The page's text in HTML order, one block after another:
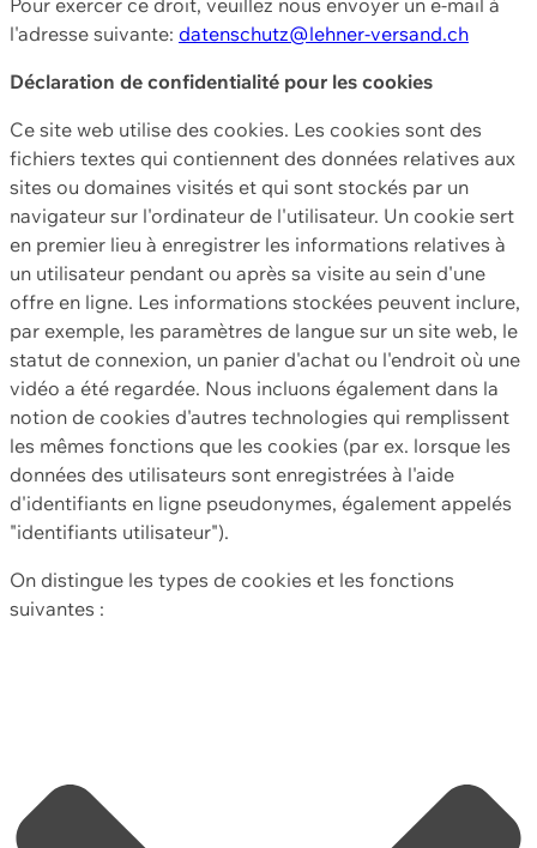
l'adresse suivante: datenschutz@lehner-versand.ch
Déclaration de confidentialité pour les cookies
Ce site web utilise des cookies. Les cookies sont des
fichiers textes qui contiennent des données relatives aux
sites ou domaines visités et qui sont stockés par un
navigateur sur l'ordinateur de l'utilisateur. Un cookie sert
en premier lieu à enregistrer les informations relatives à
un utilisateur pendant ou après sa visite au sein d'une
offre en ligne. Les informations stockées peuvent inclure,
par exemple, les paramètres de langue sur un site web, le
statut de connexion, un panier d'achat ou l'endroit où une
vidéo a été regardée. Nous incluons également dans la
notion de cookies d'autres technologies qui remplissent
les mêmes fonctions que les cookies (par ex. lorsque les
données des utilisateurs sont enregistrées à l'aide
d'identifiants en ligne pseudonymes, également appelés
"identifiants utilisateur").
On distingue les types de cookies et les fonctions
suivantes :